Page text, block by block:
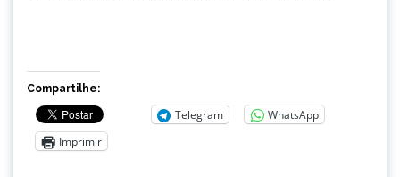
Compartilhe:
Telegram
WhatsApp
Imprimir